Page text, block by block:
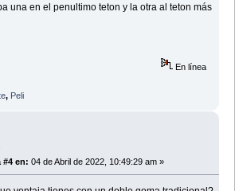
una en el penultimo teton y la otra al teton más
En línea
, Peli
#4 en: 04 de Abril de 2022, 10:49:29 am »